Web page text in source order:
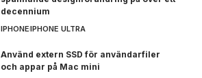
decennium
IPHONEIPHONE ULTRA
Använd extern SSD för användarfiler
och appar på Mac mini